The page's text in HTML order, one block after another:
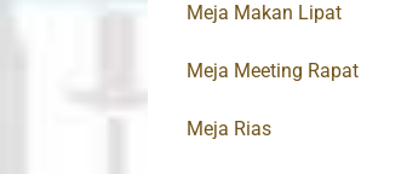
Meja Makan Lipat
Meja Meeting Rapat
Meja Rias